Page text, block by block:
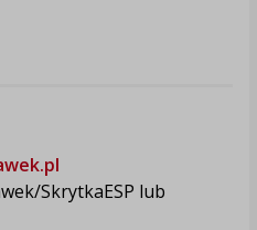
SkrytkaESP lub